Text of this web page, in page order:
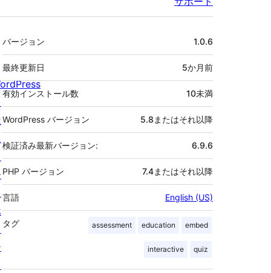
メ
タ
バージョン 1.0.6
最終更新日 5か月前
有効インストール数 10未満
WordPress バージョン 5.8またはそれ以降
検証済み最新バージョン: 6.9.6
PHP バージョン 7.4またはそれ以降
言語 English (US)
タグ assessment education embed
interactive quiz